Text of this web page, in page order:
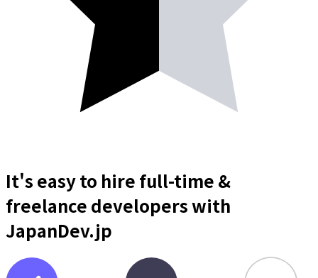
It's easy to hire full-time &
freelance developerswith
JapanDev.jp